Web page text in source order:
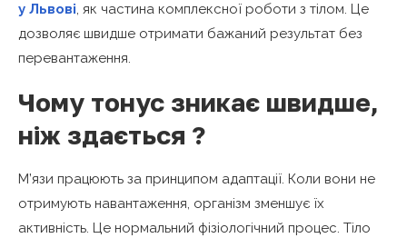
у Львові, як частина комплексної роботи з тілом. Це
дозволяє швидше отримати бажаний результат без
перевантаження.
Чому тонус зникає швидше,
ніж здається ?
М’язи працюють за принципом адаптації. Коли вони не
отримують навантаження, організм зменшує їх
активність. Це нормальний фізіологічний процес. Тіло